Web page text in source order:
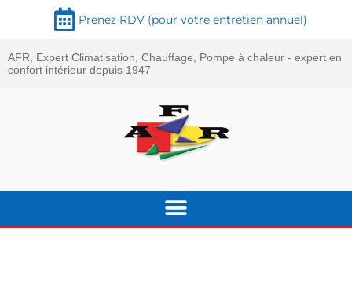
Prenez RDV (pour votre entretien annuel)
AFR, Expert Climatisation, Chauffage, Pompe à chaleur - expert en
confort intérieur depuis 1947